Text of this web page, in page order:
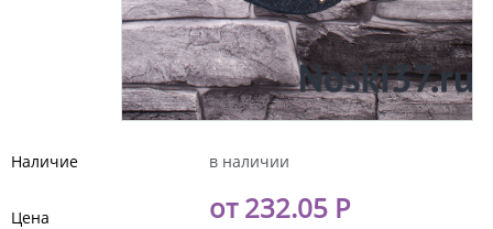
Наличие в наличии
Цена от 232.05 Р